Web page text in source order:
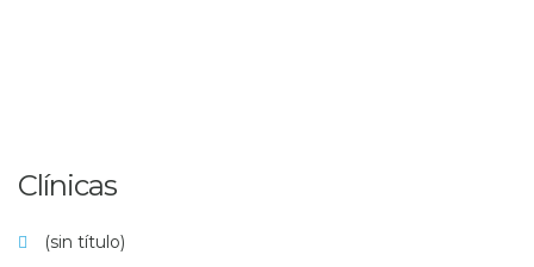
Clínicas
(sin título)